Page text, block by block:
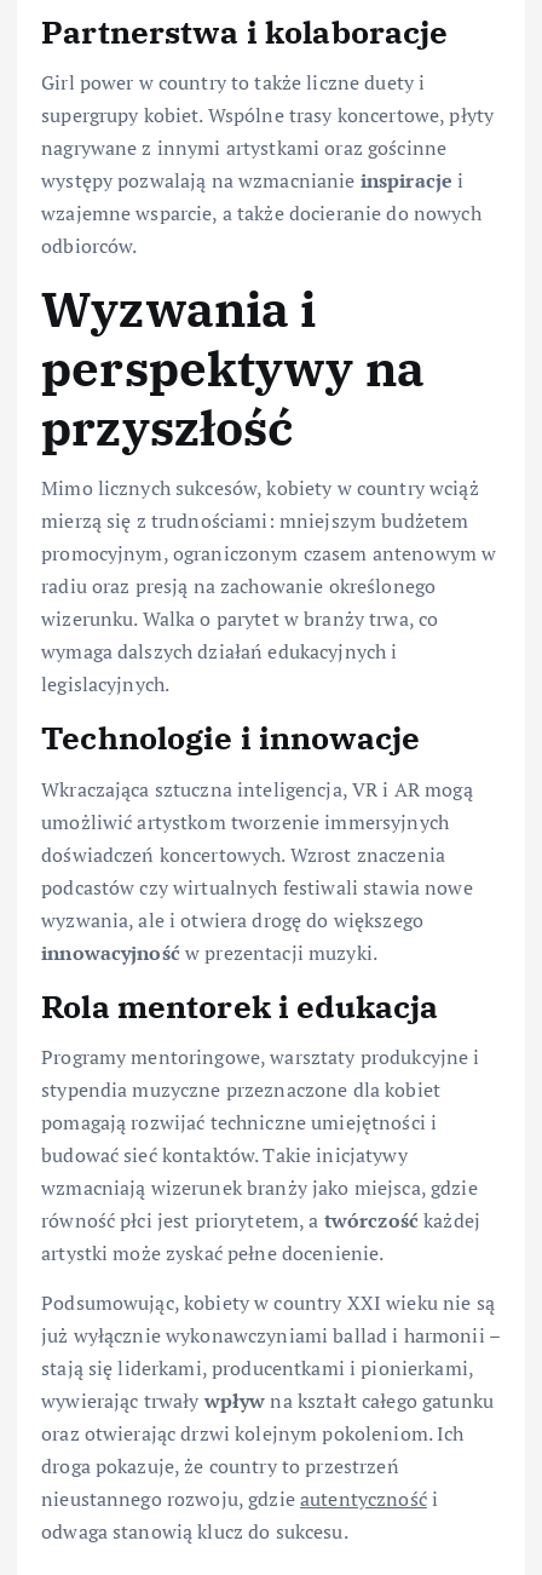
Partnerstwa i kolaboracje
Girl power w country to także liczne duety i
supergrupy kobiet. Wspólne trasy koncertowe, płyty
nagrywane z innymi artystkami oraz gościnne
występy pozwalają na wzmacnianie inspiracje i
wzajemne wsparcie, a także docieranie do nowych
odbiorców.
Wyzwania i
perspektywy na
przyszłość
Mimo licznych sukcesów, kobiety w country wciąż
mierzą się z trudnościami: mniejszym budżetem
promocyjnym, ograniczonym czasem antenowym w
radiu oraz presją na zachowanie określonego
wizerunku. Walka o parytet w branży trwa, co
wymaga dalszych działań edukacyjnych i
legislacyjnych.
Technologie i innowacje
Wkraczająca sztuczna inteligencja, VR i AR mogą
umożliwić artystkom tworzenie immersyjnych
doświadczeń koncertowych. Wzrost znaczenia
podcastów czy wirtualnych festiwali stawia nowe
wyzwania, ale i otwiera drogę do większego
innowacyjność w prezentacji muzyki.
Rola mentorek i edukacja
Programy mentoringowe, warsztaty produkcyjne i
stypendia muzyczne przeznaczone dla kobiet
pomagają rozwijać techniczne umiejętności i
budować sieć kontaktów. Takie inicjatywy
wzmacniają wizerunek branży jako miejsca, gdzie
równość płci jest priorytetem, a twórczość każdej
artystki może zyskać pełne docenienie.
Podsumowując, kobiety w country XXI wieku nie są
już wyłącznie wykonawczyniami ballad i harmonii –
stają się liderkami, producentkami i pionierkami,
wywierając trwaływpływna kształt całego gatunku
oraz otwierając drzwi kolejnym pokoleniom. Ich
droga pokazuje, że country to przestrzeń
nieustannego rozwoju, gdzieautentycznośći
odwaga stanowią klucz do sukcesu.